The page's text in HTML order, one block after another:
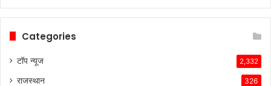
Categories
टॉप न्यूज 2,332
राजस्थान 326